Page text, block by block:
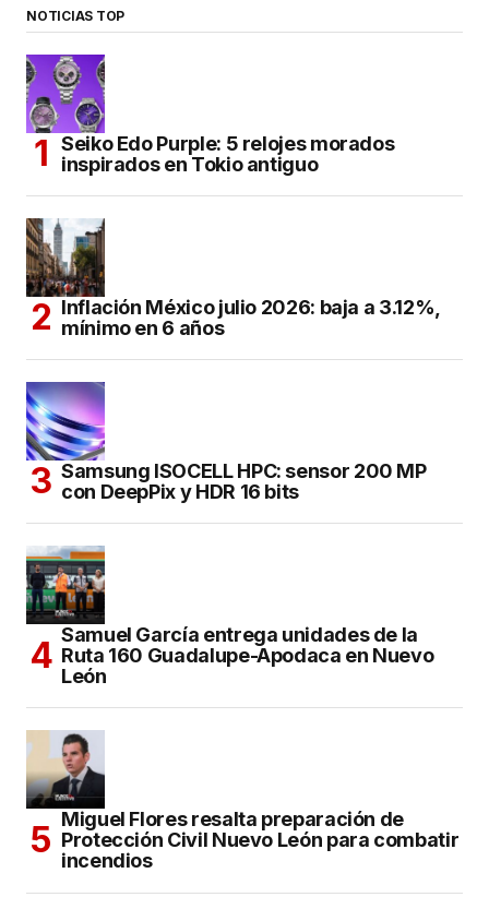
NOTICIAS TOP
Seiko Edo Purple: 5 relojes morados
inspirados en Tokio antiguo
Inflación México julio 2026: baja a 3.12%,
mínimo en 6 años
Samsung ISOCELL HPC: sensor 200 MP
con DeepPix y HDR 16 bits
Samuel García entrega unidades de la
Ruta 160 Guadalupe-Apodaca en Nuevo
León
Miguel Flores resalta preparación de
Protección Civil Nuevo León para combatir
incendios